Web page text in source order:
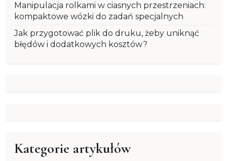
Manipulacja rolkami w ciasnych przestrzeniach:
kompaktowe wózki do zadań specjalnych
Jak przygotować plik do druku, żeby uniknąć
błędów i dodatkowych kosztów?
Kategorie artykułów